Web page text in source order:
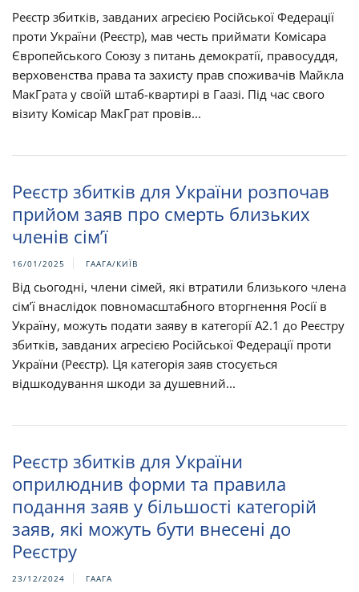
Реєстр збитків, завданих агресією Російської Федерації
проти України (Реєстр), мав честь приймати Комісара
Європейського Союзу з питань демократії, правосуддя,
верховенства права та захисту прав споживачів Майкла
МакГрата у своїй штаб-квартирі в Гаазі. Під час свого
візиту Комісар МакГрат провів...
Реєстр збитків для України розпочав
прийом заяв про смерть близьких
членів сім’ї
16/01/2025 ГААГА/КИЇВ
Від сьогодні, члени сімей, які втратили близького члена
сім’ї внаслідок повномасштабного вторгнення Росії в
Україну, можуть подати заяву в категорії А2.1 до Реєстру
збитків, завданих агресією Російської Федерації проти
України (Реєстр). Ця категорія заяв стосується
відшкодування шкоди за душевний...
Реєстр збитків для України
оприлюднив форми та правила
подання заяв у більшості категорій
заяв, які можуть бути внесені до
Реєстру
23/12/2024 ГААГА